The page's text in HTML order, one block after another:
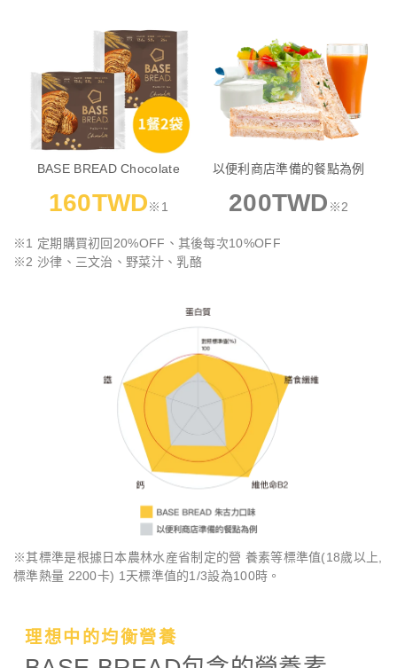
BASE BREAD Chocolate
160TWD※1
以便利商店準備的餐點為例
200TWD ※2
※1 定期購買初回20%OFF、其後每次10%OFF
※2 沙律、三文治、野菜汁、乳酪
※其標準是根據日本農林水産省制定的營 養素等標準值(18歲以上,
標準熱量 2200卡) 1天標準值的1/3設為100時。
理想中的均衡營養